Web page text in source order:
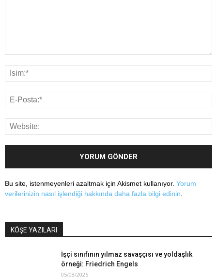
Bu site, istenmeyenleri azaltmak için Akismet kullanıyor. Yorum
verilerinizin nasıl işlendiği hakkında daha fazla bilgi edinin
KÖŞE YAZILARI
İşçi sınıfının yılmaz savaşçısı ve yoldaşlık
örneği: Friedrich Engels
05/08/2026